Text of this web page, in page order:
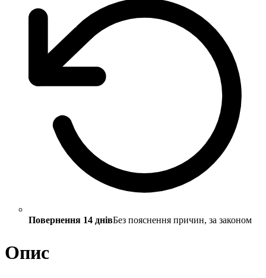
Повернення 14 днівБез пояснення причин, за законом
Опис